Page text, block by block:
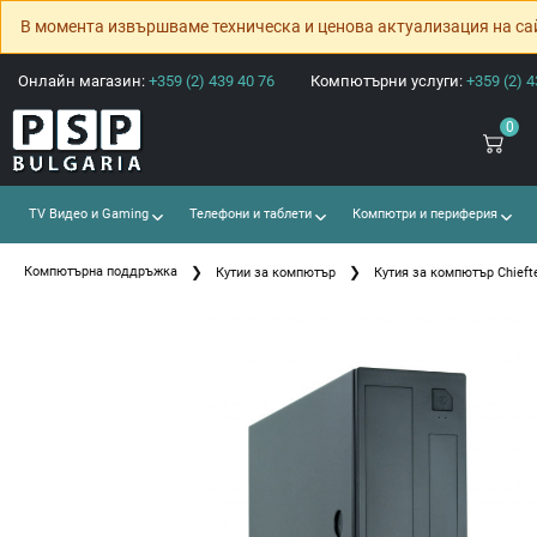
В момента извършваме техническа и ценова актуализация на
Онлайн магазин: +359 (2) 439 40 76 Компютърни услуги: +359 (2)
0
TV Видео и Gaming Телефони и таблети Компютри и периферия
Компютърна поддръжка Кутии за компютър Кутия за компютър